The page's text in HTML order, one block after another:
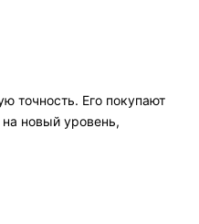
точность. Его покупают
новый уровень,